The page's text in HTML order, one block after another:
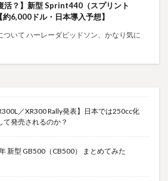
活？】新型 Sprint440（スプリント
6,000ドル・日本導入予想】
いて ハーレーダビッドソン、かなり気に
／XR300 Rally発表】日本では250cc化
て発売されるのか？
新型 GB500（CB500） まとめてみた